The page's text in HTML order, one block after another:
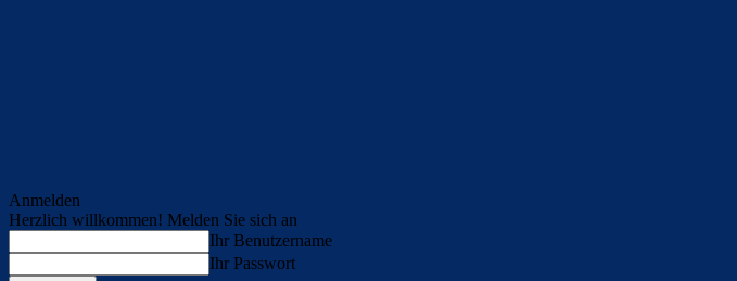
Anmelden
Herzlich willkommen! Melden Sie sich an
Ihr Benutzername
Ihr Passwort